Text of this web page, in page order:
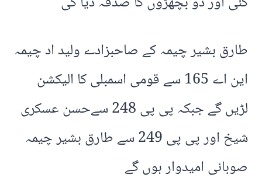
طارق بشیر چیمہ کے صاحبزادے ولید اد چیمہ
این اے 165 سے قومی اسمبلی کا الیکشن
لڑیں گے جبکہ پی پی 248 سےحسن عسکری
شیخ اور پی پی 249 سے طارق بشیر چیمہ
صوبائی امیدوار ہوں گے